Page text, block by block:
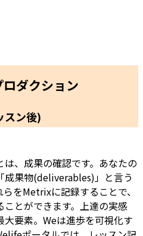
ダクション
スン後)
、成果の確認です。あなたの
成果物(deliverables)」と言う
をMetrixに記録することで、
とができます。上達の実感
要素。Weは進歩を可視化す